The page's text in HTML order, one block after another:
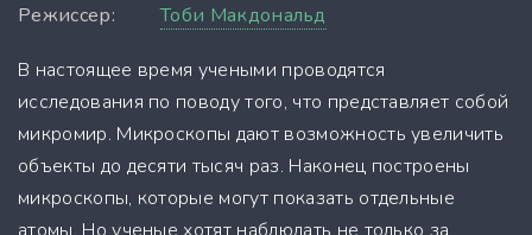
Режиссер:
Тоби Макдональд
В настоящее время учеными проводятся
исследования по поводу того, что представляет собой
микромир. Микроскопы дают возможность увеличить
объекты до десяти тысяч раз. Наконец построены
микроскопы, которые могут показать отдельные